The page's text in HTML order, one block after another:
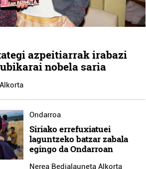
azpeitiarrak irabazi
nobela saria
Ondarroa
Siriako errefuxiatuei
laguntzeko batzar zabala
egingo da Ondarroan
Nerea Bedialauneta Alkorta